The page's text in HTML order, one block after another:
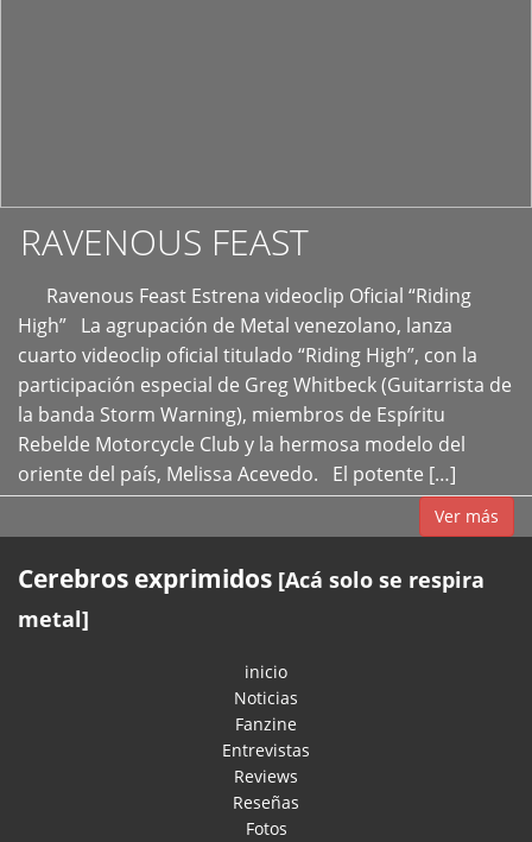
RAVENOUS FEAST
Ravenous Feast Estrena videoclip Oficial “Riding
High” La agrupación de Metal venezolano, lanza
cuarto videoclip oficial titulado “Riding High”, con la
participación especial de Greg Whitbeck (Guitarrista de
la banda Storm Warning), miembros de Espíritu
Rebelde Motorcycle Club y la hermosa modelo del
oriente del país, Melissa Acevedo. El potente […]
Ver más
Cerebros exprimidos [Acá solo se respira
metal]
inicio
Noticias
Fanzine
Entrevistas
Reviews
Reseñas
Fotos